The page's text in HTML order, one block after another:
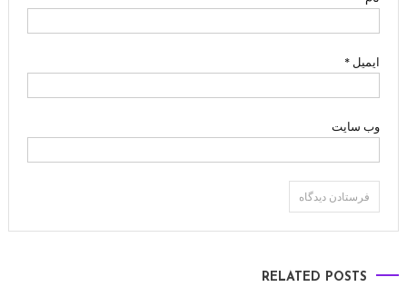
ایمیل *
وب‌ سایت
RELATED POSTS